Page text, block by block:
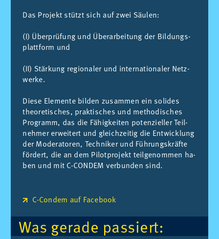
Das Pro­jekt stützt sich auf zwei Säu­len:
(I) Über­prü­fung und Übe­r­ar­bei­tung der Bil­dungs­
platt­form und
(II) Stär­kung re­gio­na­ler und in­ter­na­tio­na­ler Netz­
wer­ke.
Die­se Ele­men­te bil­den zu­sam­men ein so­li­des
theo­re­ti­sches, prak­ti­sches und me­tho­di­sches
Pro­gramm, das die Fä­hig­kei­ten po­ten­zi­el­ler Teil­
neh­mer er­wei­tert und gleich­zei­tig die Ent­wick­lung
der Mo­dera­to­ren, Tech­ni­ker und Füh­rungs­kräf­te
för­dert, die an dem Pi­lot­pro­jekt teil­ge­nom­men ha­
ben und mit C-CON­DEM ver­bun­den sind.
C-Condem auf Facebook
Was ge­ra­de pas­siert: